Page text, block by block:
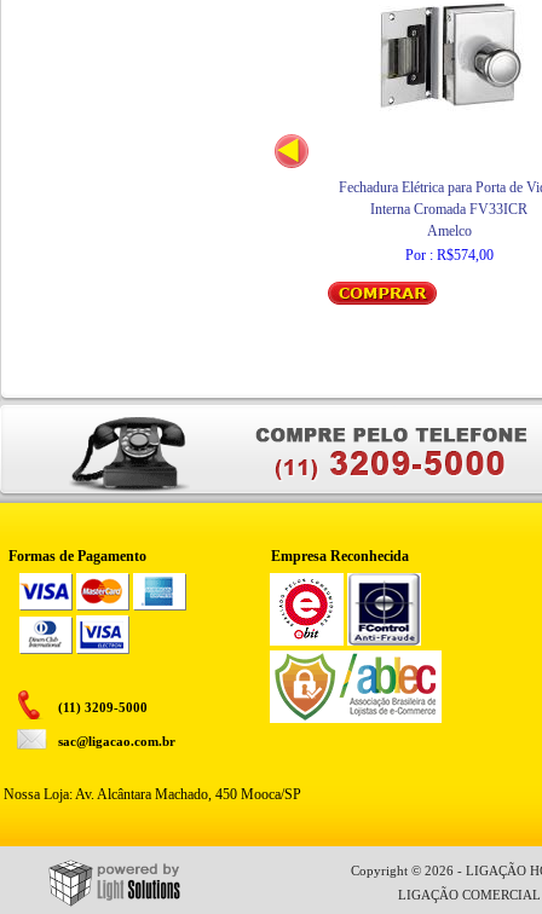
Fechadura Elétrica para Porta de
Interna Cromada FV33ICR
Amelco
Por : R$574,00
Formas de Pagamento Empresa Reconhecida
(11) 3209-5000
sac@ligacao.com.br
Nossa Loja: Av. Alcântara Machado, 450 Mooca/SP
Copyright © 2026 - LIGAÇÃO
LIGAÇÃO